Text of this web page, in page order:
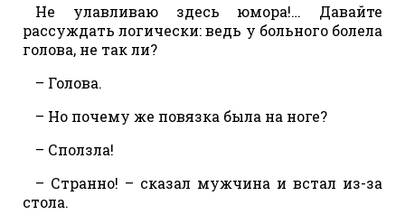
Не улавливаю здесь юмора!… Давайте
рассуждать логически: ведь у больного болела
голова, не так ли?
– Голова.
– Но почему же повязка была на ноге?
– Сползла!
– Странно! – сказал мужчина и встал из-за
стола.